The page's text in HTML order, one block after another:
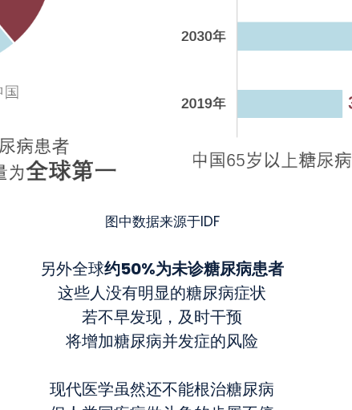
图中数据来源于IDF
另外全球约50%为未诊糖尿病患者
这些人没有明显的糖尿病症状
若不早发现，及时干预
将增加糖尿病并发症的风险
现代医学虽然还不能根治糖尿病